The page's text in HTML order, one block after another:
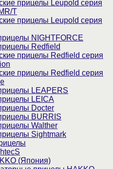
прицелы Leupold серия
T
прицелы Leupold серия
NIGHTFORCE
Redfield
прицелы Redfield серия
прицелы Redfield серия
LEAPERS
LEICA
Docter
BURRIS
Walther
Sightmark
(Япония)